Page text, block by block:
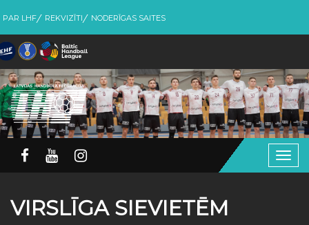
PAR LHF REKVIZĪTI NODERĪGAS SAITES
VIRSLĪGA SIEVIETĒM